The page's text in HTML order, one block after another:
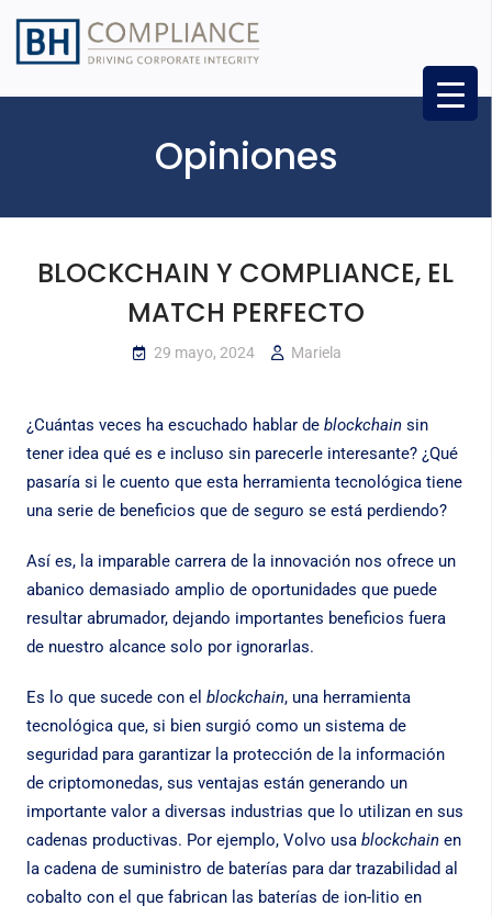
Opiniones
BLOCKCHAIN Y COMPLIANCE, EL
MATCH PERFECTO
29 mayo, 2024 Mariela
¿Cuántas veces ha escuchado hablar de blockchain sin
tener idea qué es e incluso sin parecerle interesante? ¿Qué
pasaría si le cuento que esta herramienta tecnológica tiene
una serie de beneficios que de seguro se está perdiendo?
Así es, la imparable carrera de la innovación nos ofrece un
abanico demasiado amplio de oportunidades que puede
resultar abrumador, dejando importantes beneficios fuera
de nuestro alcance solo por ignorarlas.
Es lo que sucede con el blockchain, una herramienta
tecnológica que, si bien surgió como un sistema de
seguridad para garantizar la protección de la información
de criptomonedas, sus ventajas están generando un
importante valor a diversas industrias que lo utilizan en sus
cadenas productivas. Por ejemplo, Volvo usa blockchain en
la cadena de suministro de baterías para dar trazabilidad al
cobalto con el que fabrican las baterías de ion-litio en